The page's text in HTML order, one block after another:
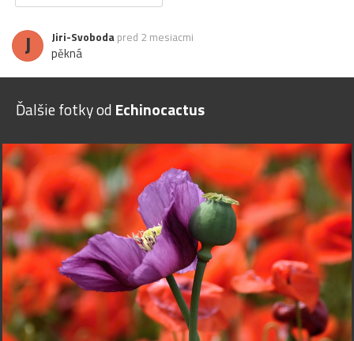
J Jiri-Svoboda pred 2 mesiacmi
pěkná
Ďalšie fotky od Echinocactus